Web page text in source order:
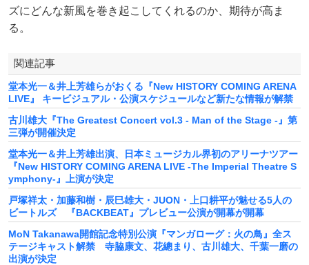
ズにどんな新風を巻き起こしてくれるのか、期待が高ま
る。
関連記事
堂本光一＆井上芳雄らがおくる『New HISTORY COMING ARENA
LIVE』 キービジュアル・公演スケジュールなど新たな情報が解禁
古川雄⼤『The Greatest Concert vol.3 - Man of the Stage -』第
三弾が開催決定
堂本光一＆井上芳雄出演、日本ミュージカル界初のアリーナツアー
『New HISTORY COMING ARENA LIVE -The Imperial Theatre S
ymphony-』上演が決定
戸塚祥太・加藤和樹・辰巳雄大・JUON・上口耕平が魅せる5人の
ビートルズ 『BACKBEAT』プレビュー公演が開幕が開幕
MoN Takanawa開館記念特別公演『マンガローグ：火の鳥』全ス
テージキャスト解禁 寺脇康文、花總まり、古川雄大、千葉一磨の
出演が決定